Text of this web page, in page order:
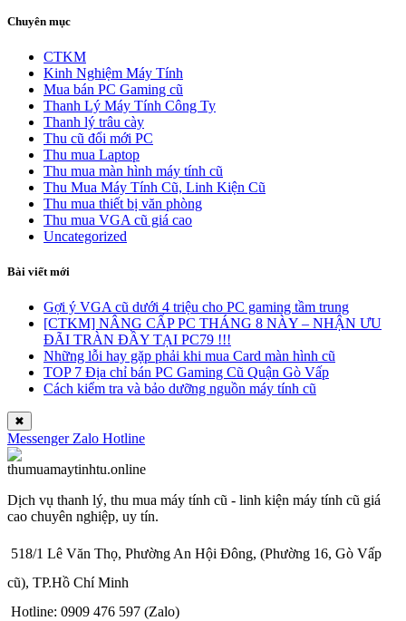
Chuyên mục
CTKM
Kinh Nghiệm Máy Tính
Mua bán PC Gaming cũ
Thanh Lý Máy Tính Công Ty
Thanh lý trâu cày
Thu cũ đổi mới PC
Thu mua Laptop
Thu mua màn hình máy tính cũ
Thu Mua Máy Tính Cũ, Linh Kiện Cũ
Thu mua thiết bị văn phòng
Thu mua VGA cũ giá cao
Uncategorized
Bài viết mới
Gợi ý VGA cũ dưới 4 triệu cho PC gaming tầm trung
[CTKM] NÂNG CẤP PC THÁNG 8 NÀY – NHẬN ƯU
ĐÃI TRÀN ĐẦY TẠI PC79 !!!
Những lỗi hay gặp phải khi mua Card màn hình cũ
TOP 7 Địa chỉ bán PC Gaming Cũ Quận Gò Vấp
Cách kiểm tra và bảo dưỡng nguồn máy tính cũ
✖
Messenger Zalo Hotline
Dịch vụ thanh lý, thu mua máy tính cũ - linh kiện máy tính cũ giá
cao chuyên nghiệp, uy tín.
518/1 Lê Văn Thọ, Phường An Hội Đông, (Phường 16, Gò Vấp
cũ), TP.Hồ Chí Minh
Hotline: 0909 476 597 (Zalo)